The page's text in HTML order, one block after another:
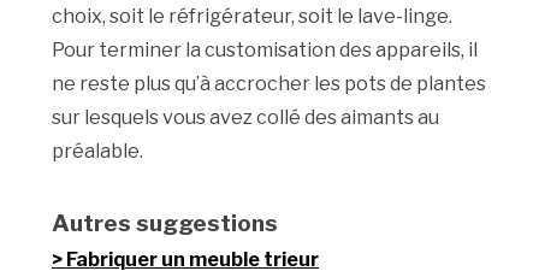
choix, soit le réfrigérateur, soit le lave-linge.
Pour terminer la customisation des appareils, il
ne reste plus qu’à accrocher les pots de plantes
sur lesquels vous avez collé des aimants au
préalable.
Autres suggestions
Fabriquer un meuble trieur